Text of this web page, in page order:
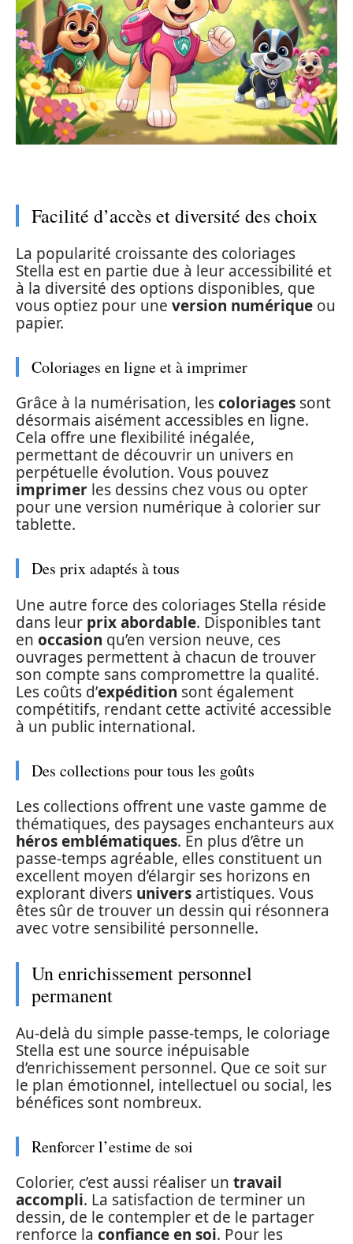
Facilité d’accès et diversité des choix
La popularité croissante des coloriages
Stella est en partie due à leur accessibilité et
à la diversité des options disponibles, que
vous optiez pour une version numérique ou
papier.
Coloriages en ligne et à imprimer
Grâce à la numérisation, lescoloriages sont
désormais aisément accessibles en ligne.
Cela offre une flexibilité inégalée,
permettant de découvrir un univers en
perpétuelle évolution. Vous pouvez
imprimer les dessins chez vous ou opter
pour une version numérique à colorier sur
tablette.
Des prix adaptés à tous
Une autre force des coloriages Stella réside
dans leur prix abordable. Disponibles tant
en occasion qu’en version neuve, ces
ouvrages permettent à chacun de trouver
son compte sans compromettre la qualité.
Les coûts d’expédition sont également
compétitifs, rendant cette activité accessible
à un public international.
Des collections pour tous les goûts
Les collections offrent une vaste gamme de
thématiques, des paysages enchanteurs aux
héros emblématiques. En plus d’être un
passe-temps agréable, elles constituent un
excellent moyen d’élargir ses horizons en
explorant divers univers artistiques. Vous
êtes sûr de trouver un dessin qui résonnera
avec votre sensibilité personnelle.
Un enrichissement personnel
permanent
Au-delà du simple passe-temps, le coloriage
Stella est une source inépuisable
d’enrichissement personnel. Que ce soit sur
le plan émotionnel, intellectuel ou social, les
bénéfices sont nombreux.
Renforcer l’estime de soi
Colorier, c’est aussi réaliser un travail
accompli. La satisfaction de terminer un
dessin, de le contempler et de le partager
renforce la confiance en soi. Pour les